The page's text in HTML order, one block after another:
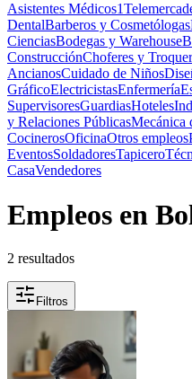
Asistentes Médicos1
DentalBarberos y Cosmetólogas
CienciasBodegas y Warehouse
ConstrucciónChoferes y
AncianosCuidado de Niños
GráficoElectricistasEnfermería
SupervisoresGuardiasHoteles
y Relaciones PúblicasMecánica
CocinerosOficinaOtros empleos
EventosSoldadoresTapicero
CasaVendedores
Empleos en
2 resultados
Filtros